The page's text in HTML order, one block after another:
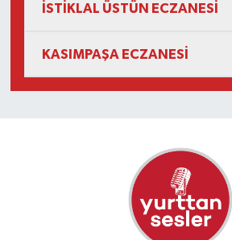
İSTİKLAL ÜSTÜN ECZANESİ
KASIMPAŞA ECZANESİ